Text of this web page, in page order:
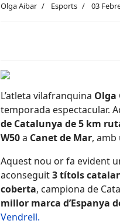
Olga Aibar Esports 03
L’atleta vilafranquina Olga
temporada espectacular.
de Catalunya de 5 km
W50a Canet de Mar, amb
Aquest nou or fa evident
aconseguit3 títols
coberta, campiona de
millor marca d’Espanya
Vendrell.